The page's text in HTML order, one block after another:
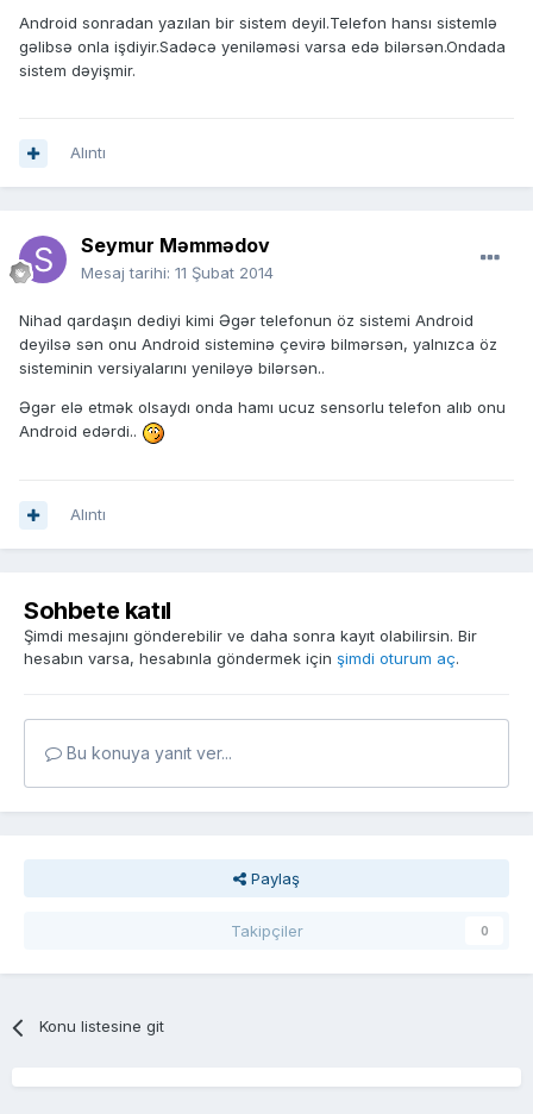
Android sonradan yazılan bir sistem deyil.Telefon hansı sistemlə
gəlibsə onla işdiyir.Sadəcə yeniləməsi varsa edə bilərsən.Ondada
sistem dəyişmir.
Alıntı
Seymur Məmmədov
Mesaj tarihi: 11 Şubat 2014
Nihad qardaşın dediyi kimi Əgər telefonun öz sistemi Android
deyilsə sən onu Android sisteminə çevirə bilmərsən, yalnızca öz
sisteminin versiyalarını yeniləyə bilərsən..
Əgər elə etmək olsaydı onda hamı ucuz sensorlu telefon alıb onu
Android edərdi..
Alıntı
Sohbete katıl
Şimdi mesajını gönderebilir ve daha sonra kayıt olabilirsin. Bir
hesabın varsa, hesabınla göndermek için şimdi oturum aç.
Bu konuya yanıt ver...
Paylaş
Takipçiler 0
Konu listesine git